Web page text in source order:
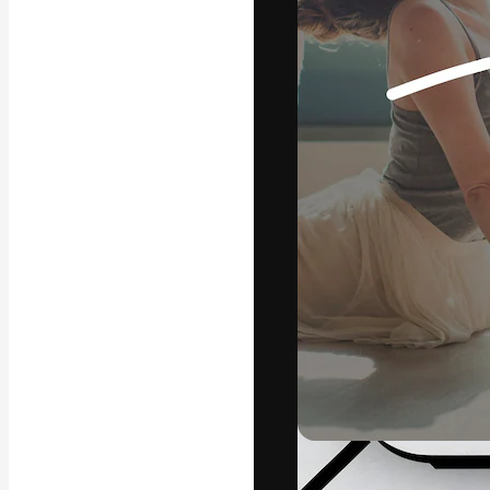
La plataforma
trabajo. Más
entre
estudios.
Español
Copyright ©